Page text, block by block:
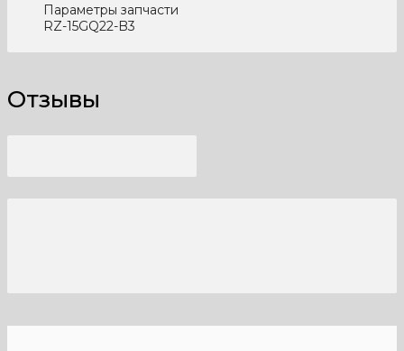
Параметры запчасти
RZ-15GQ22-B3
Отзывы